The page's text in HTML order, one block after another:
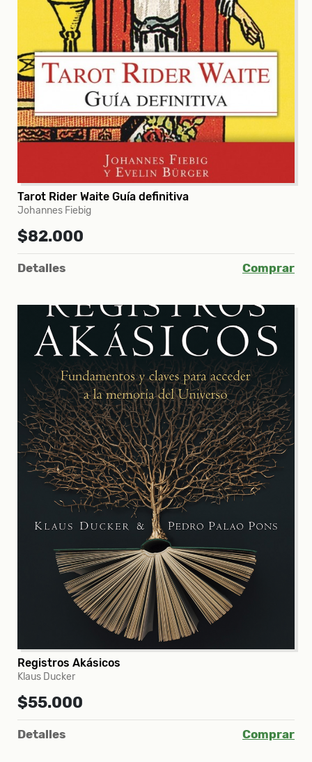
Tarot Rider Waite Guía definitiva
Johannes Fiebig
$82.000
Detalles Comprar
Registros Akásicos
Klaus Ducker
$55.000
Detalles Comprar